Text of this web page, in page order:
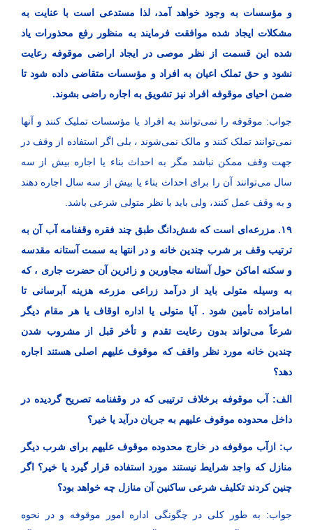
و مؤسسات به وجود خواهد آمد، لذا مستدعی است با عنایت به
مشکلات ایجاد شده موافقت فرمایند به منظور رفع محذورات یاد
شده این قسمت از نظر موصی در ایجاد اراضی موقوفه رعایت
نشود و حق تملک اعیان به افراد و مؤسسات متقاضی داده شود تا
ضمن احیای موقوفه افراد نیز تشویق به اجاره راضی بشوند.
جواب: موقوفه را نمی‌توانند به افراد یا مؤسسات تملیک کنند و آنها
نمی‌توانند تملک کنند و مالک نمی‌شوند ، بلی اگر استفاده از وقف در
جهت وقف ممکن نباشد مگر به احداث بناء یا اجاره بیش از سه
سال می‌توانند آن را برای احداث بناء یا بیش از سه سال اجاره دهند
و به وقف عمل کنند، ولی باید با نظر متولی شرعی باشد.
۱۹. مزرعه‌ای است که شش‌دانگ طبق چند فقره وقفنامه آب آن به
ترتیب وقف بر شرب چندین خانه و در انتها به سمت آستانه مقدسه
و سکنه اماکن حول آستانه مجاورین و زائرین آن حضرت جاری ، که
به وسیله متولی باید از درآمد زراعی مزرعه هزینه آبرسانی تا
امامزاده تأمین شود . آیا متولی یا اداره اوقاف یا هر مقام دیگر
شرعاً می‌تواند بدون رعایت تقدم و تأخر قبل از مشروب شدن
چندین خانه مورد نظر واقف که موقوف علیهم اصلی هستند اجاره
دهد؟
الف: آب موقوفه برخلاف ترتیبی که در وقفنامه تصریح گردیده در
داخل محدوده موقوف علیهم به جریان درآید یا خیر؟
ب: ازآب موقوفه در خارج محدوده موقوف علیهم برای شرب دیگر
منازل که واجد شرایط نیستند مورد استفاده قرار گیرد یا خیر؟ اگر
چنین کردند تکلیف شرعی ساکنین آن منازل چه خواهد بود؟
جواب: به طور کلی در چگونگی اداره امور موقوفه و در نحوه